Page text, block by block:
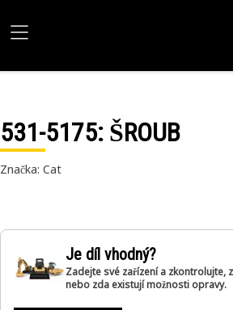
531-5175: ŠROUB
Značka: Cat
Je díl vhodný?
Zadejte své zařízení a zkontrolujte,
nebo zda existují možnosti opravy.